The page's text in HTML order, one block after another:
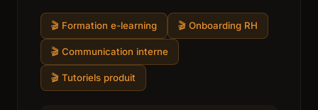
🎬 Formation e-learning 🎬 Onboarding RH
🎬 Communication interne
🎬 Tutoriels produit